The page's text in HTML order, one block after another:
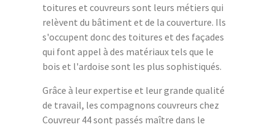
toitures et couvreurs sont leurs métiers qui
relèvent du bâtiment et de la couverture. Ils
s'occupent donc des toitures et des façades
qui font appel à des matériaux tels que le
bois et l'ardoise sont les plus sophistiqués.
Grâce à leur expertise et leur grande qualité
de travail, les compagnons couvreurs chez
Couvreur 44 sont passés maître dans le